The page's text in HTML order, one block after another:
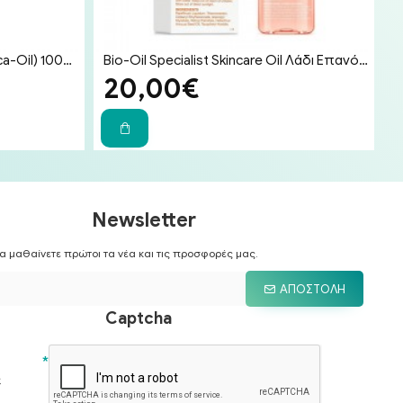
Uriage Bariederm Cica-Huil (Cica-Oil) 100ml - Έλαιο Επανόρθωσης Προσώπου & Σώματος για Ραγάδες & Ουλές Bio-Oil Specialist Skincare Oil Λάδι Επανόρθωσης Ουλών & Ραγάδων 200ml
20,00€
Newsletter
μαθαίνετε πρώτοι τα νέα και τις προσφορές μας.
ΑΠΟΣΤΟΛΉ
Captcha